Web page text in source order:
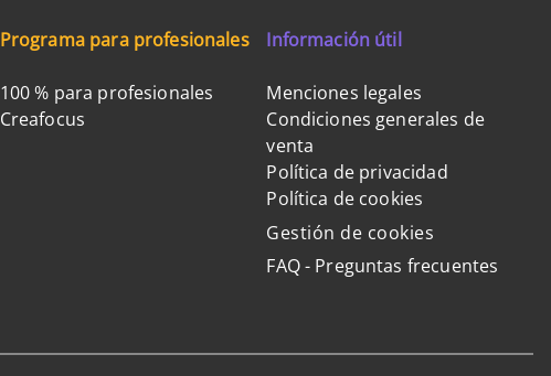
Programa para profesionales
100 % para profesionales
Creafocus
Información útil
Menciones legales
Condiciones generales de
venta
Política de privacidad
Política de cookies
Gestión de cookies
FAQ - Preguntas frecuentes